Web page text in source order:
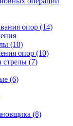
опор (14)
(10)
опор (10)
стрелы (7)
(6)
(8)